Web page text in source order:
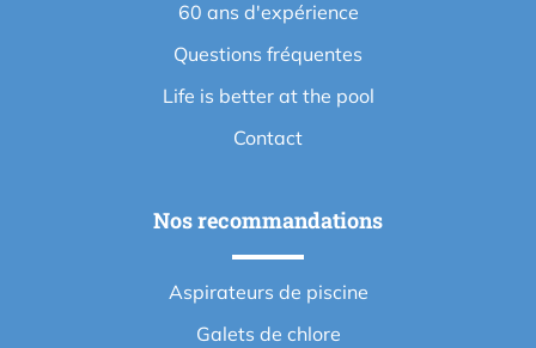
60 ans d'expérience
Questions fréquentes
Life is better at the pool
Contact
Nos recommandations
Aspirateurs de piscine
Galets de chlore